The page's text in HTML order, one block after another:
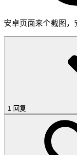
安卓页面来个截图
1 回复